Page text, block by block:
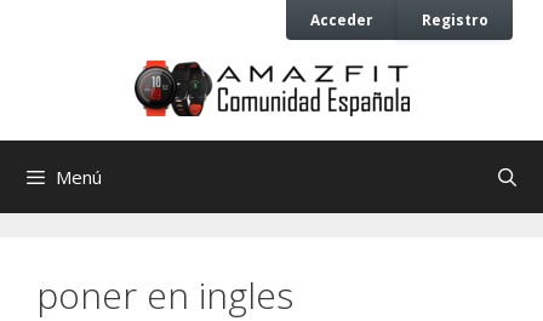
Acceder Registro
Menú
poner en ingles